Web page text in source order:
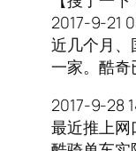
2017-9-21
近几个月、
一家。酷奇
2017-9-28
最近推上网